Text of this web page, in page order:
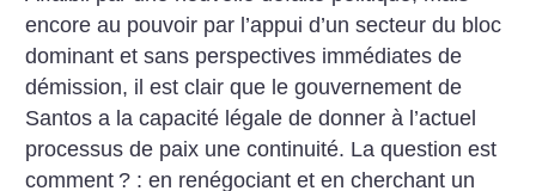
encore au pouvoir par l’appui d’un secteur du bloc
dominant et sans perspectives immédiates de
démission, il est clair que le gouvernement de
Santos a la capacité légale de donner à l’actuel
processus de paix une continuité. La question est
comment ? : en renégociant et en cherchant un